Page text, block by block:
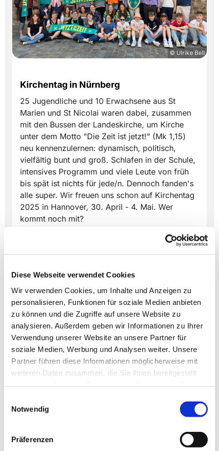
Diese Webseite verwendet Cookies
Wir verwenden Cookies, um Inhalte und Anzeigen zu
personalisieren, Funktionen für soziale Medien anbieten
zu können und die Zugriffe auf unsere Website zu
analysieren. Außerdem geben wir Informationen zu Ihrer
Verwendung unserer Website an unsere Partner für
soziale Medien, Werbung und Analysen weiter. Unsere
Partner führen diese Informationen möglicherweise mit
weiteren Daten zusammen, die Sie ihnen bereitgestellt
Notwendig
Präferenzen
© Ulrike Bell
Kirchentag in Nürnberg
25 Jugendliche und 10 Erwachsene aus St
Marien und St Nicolai waren dabei, zusammen
mit den Bussen der Landeskirche, um Kirche
unter dem Motto "Die Zeit ist jetzt!" (Mk 1,15)
neu kennenzulernen: dynamisch, politisch,
vielfältig bunt und groß. Schlafen in der Schule,
intensives Programm und viele Leute von früh
bis spät ist nichts für jede/n. Dennoch fanden's
alle super. Wir freuen uns schon auf Kirchentag
2025 in Hannover, 30. April - 4. Mai. Wer
kommt noch mit?
Dies könnte Sie auch
interessieren